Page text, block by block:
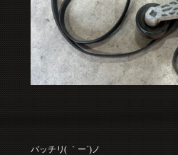
バッチリ( ｀ー´)ノ